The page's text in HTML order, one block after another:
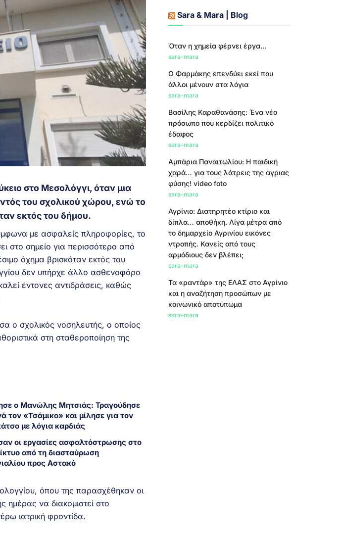
στο Μεσολόγγι, όταν μια
του σχολικού χώρου, ενώ το
εκτός του δήμου.
με ασφαλείς πληροφορίες, το
σημείο για περισσότερο από
όχημα βρισκόταν εκτός του
δεν υπήρχε άλλο ασθενοφόρο
έντονες αντιδράσεις, καθώς
ο σχολικός νοσηλευτής, ο οποίος
στη σταθεροποίηση της
ο Μανώλης Μητσιάς: Τραγούδησε
τον «Τσάμικο» και μίλησε για τον
με λόγια καρδιάς
οι εργασίες ασφαλτόστρωσης στο
από τη διασταύρωση
προς Αστακό
όπου της παρασχέθηκαν οι
να διακομιστεί στο
ιατρική φροντίδα.
Sara & Mara | Blog
Όταν η χημεία φέρνει έργα...
sara-mara
Ο Φαρμάκης επενδύει εκεί που
άλλοι μένουν στα λόγια
sara-mara
Βασίλης Καραθανάσης: Ένα νέο
πρόσωπο που κερδίζει πολιτικό
έδαφος
sara-mara
Αμπάρια Παναιτωλίου: Η παιδική
χαρά… για τους λάτρεις της άγριας
φύσης! video foto
sara-mara
Αγρίνιο: Διατηρητέο κτίριο και
δίπλα… αποθήκη. Λίγα μέτρα από
το δημαρχείο Αγρινίου εικόνες
ντροπής. Κανείς από τους
αρμόδιους δεν βλέπει;
sara-mara
Τα «ραντάρ» της ΕΛΑΣ στο Αγρίνιο
και η αναζήτηση προσώπων με
κοινωνικό αποτύπωμα
sara-mara